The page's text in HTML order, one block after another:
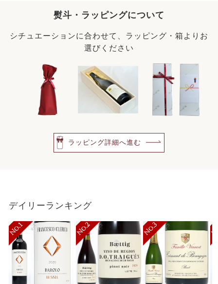
熨斗・ラッピングについて
シチュエーションに合わせて、ラッピング・箱よりお
選びください
ラッピング詳細へ進む
デイリーランキング